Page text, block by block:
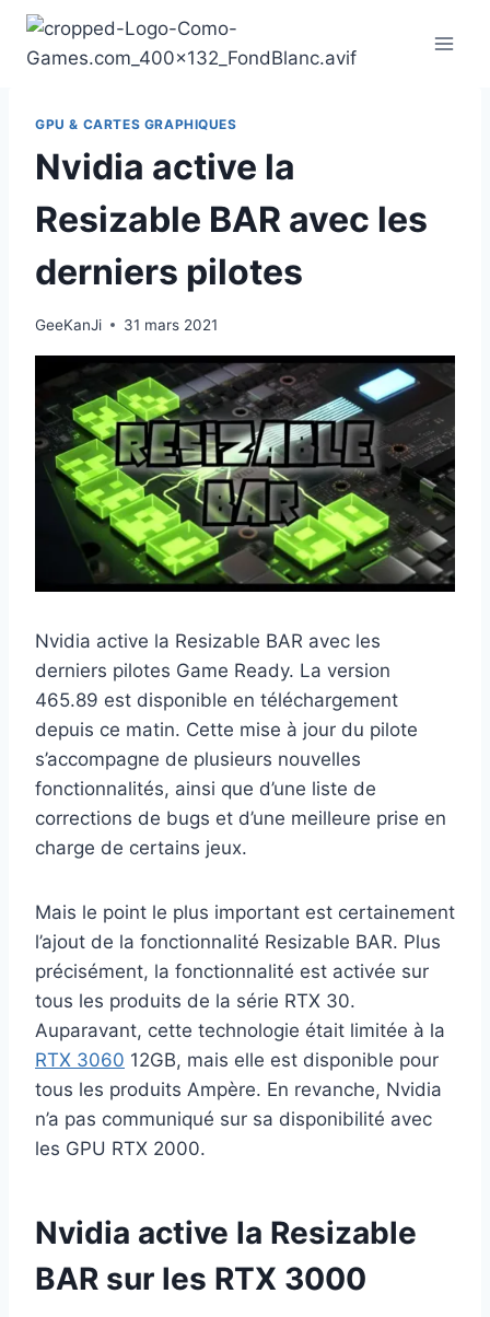
Aller
contenu
GPU & CARTES GRAPHIQUES
Nvidia active la
Resizable BAR avec les
derniers pilotes
GeeKanJi 31 mars 2021
Nvidia active la Resizable BAR avec les
derniers pilotes Game Ready. La version
465.89 est disponible en téléchargement
depuis ce matin. Cette mise à jour du pilote
s’accompagne de plusieurs nouvelles
fonctionnalités, ainsi que d’une liste de
corrections de bugs et d’une meilleure prise en
charge de certains jeux.
Mais le point le plus important est certainement
l’ajout de la fonctionnalité Resizable BAR. Plus
précisément, la fonctionnalité est activée sur
tous les produits de la série RTX 30.
Auparavant, cette technologie était limitée à la
RTX 3060 12GB, mais elle est disponible pour
tous les produits Ampère. En revanche, Nvidia
n’a pas communiqué sur sa disponibilité avec
les GPU RTX 2000.
Nvidia active la Resizable
BAR sur les RTX 3000